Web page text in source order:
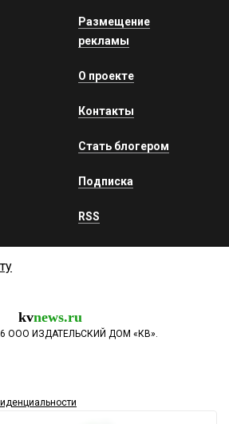
Размещение
рекламы
О проекте
Контакты
Стать блогером
Подписка
RSS
kvnews.ru
ООО ИЗДАТЕЛЬСКИЙ ДОМ «КВ».